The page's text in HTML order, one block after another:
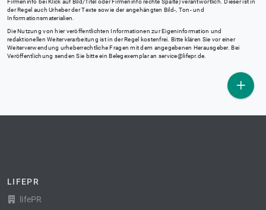
der Regel auch Urheber der Texte sowie der angehängten Bild-, Ton- und
Informationsmaterialien.
Die Nutzung von hier veröffentlichten Informationen zur Eigeninformation und
redaktionellen Weiterverarbeitung ist in der Regel kostenfrei. Bitte klären Sie vor einer
Weiterverwendung urheberrechtliche Fragen mit dem angegebenen Herausgeber. Bei
Veröffentlichung senden Sie bitte ein Belegexemplar an service@lifepr.de
LIFEPR
lifePR